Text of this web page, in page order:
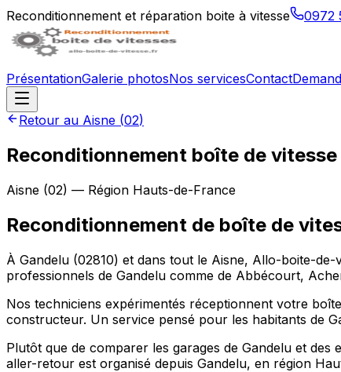
Reconditionnement et réparation boite à vitesse 0972
PrésentationGalerie photosNos servicesContact
Retour au Aisne (02)
Reconditionnement boîte de vitesse
Aisne (02) — Région Hauts-de-France
Reconditionnement de boîte de
À Gandelu (02810) et dans tout le Aisne, Allo-boite-
professionnels de Gandelu comme de Abbécourt,
Nos techniciens expérimentés réceptionnent votre
constructeur. Un service pensé pour les habitants de
Plutôt que de comparer les garages de Gandelu et
aller-retour est organisé depuis Gandelu, en région